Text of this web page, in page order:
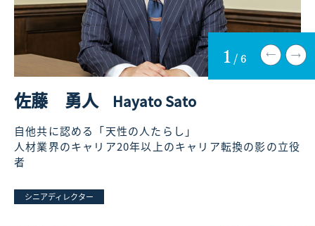
佐藤 勇人 Hayato Sato
自他共に認める「天性の人たらし」
人材業界のキャリア20年以上のキャリア転換の影の立役
者
シニアディレクター
1 /6